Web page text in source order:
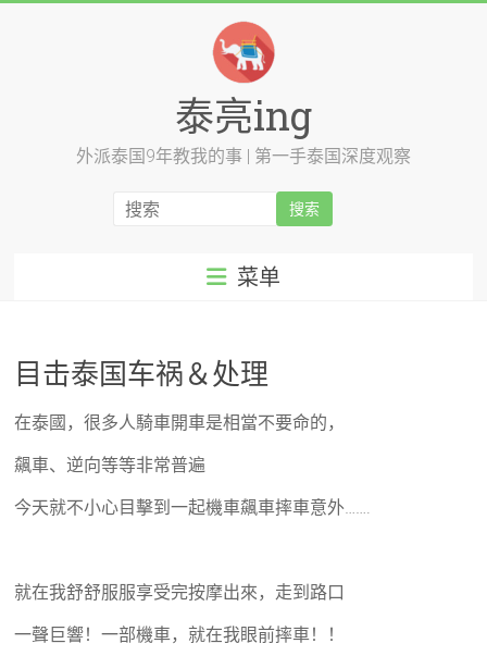
泰亮ing
外派泰国9年教我的事 | 第一手泰国深度观察
菜单
目击泰国车祸＆处理
在泰國，很多人騎車開車是相當不要命的，
飆車、逆向等等非常普遍
今天就不小心目擊到一起機車飆車摔車意外…….
就在我舒舒服服享受完按摩出來，走到路口
一聲巨響！一部機車，就在我眼前摔車！！